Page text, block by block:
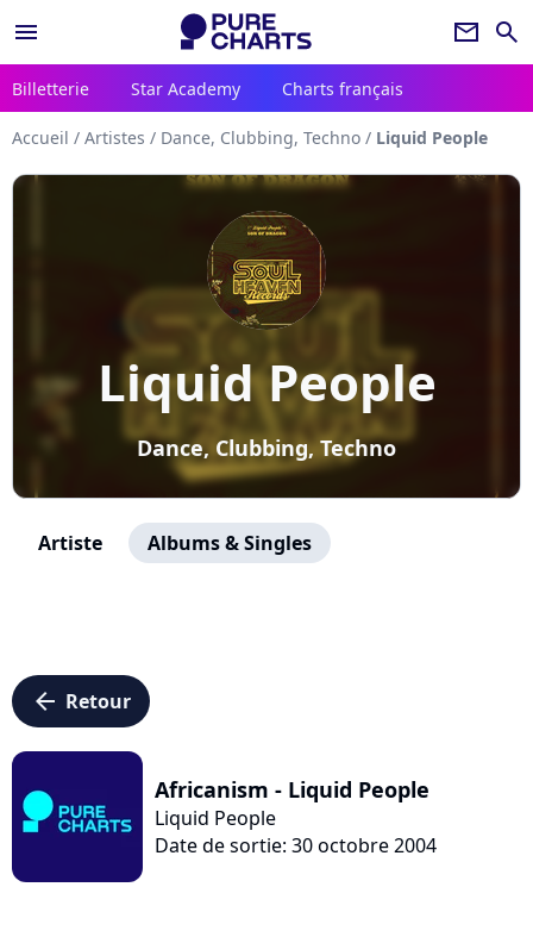
menu newsletter search
Billetterie Star Academy Charts français
Accueil / Artistes / Dance, Clubbing, Techno / Liquid People
Liquid People
Dance, Clubbing, Techno
Artiste Albums & Singles
arrow_left Retour
Africanism - Liquid People
Liquid People
Date de sortie: 30 octobre 2004